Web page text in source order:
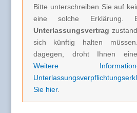
Bitte unterschreiben Sie auf
eine solche Erklärung.
Unterlassungsvertrag
sich künftig halten
dagegen, droht Ihnen
Weitere
Sie hier.